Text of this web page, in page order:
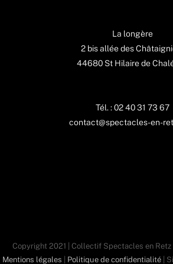
La longère
2 bis allée des
44680 St Hilaire de
Tél. : 02 40 31 73 67
contact@spectacles-en-
Copyright 2021 | Collectif Spectacles en Retz
Mentions légales
Politique de confidentialité |